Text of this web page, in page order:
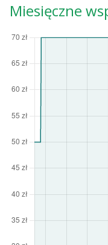
Miesięczne